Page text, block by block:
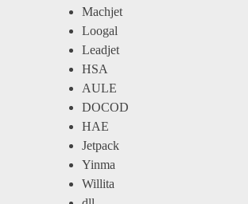
Machjet
Loogal
Leadjet
HSA
AULE
DOCOD
HAE
Jetpack
Yinma
Willita